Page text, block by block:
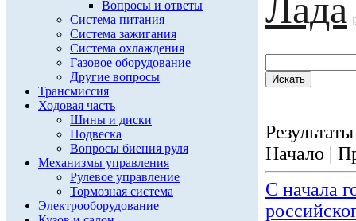
Вопросы и ответы
Система питания
Система зажигания
Система охлаждения
Газовое оборудование
Другие вопросы
Трансмиссия
Ходовая часть
Шины и диски
Подвеска
Вопросы биения руля
Механизмы управления
Рулевое управление
Тормозная система
Электрооборудование
Лада
Начало |
С начала